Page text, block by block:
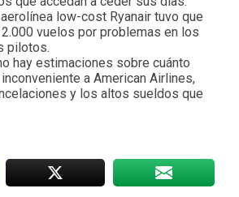
low-cost Ryanair tuvo que
vuelos por problemas en los
pilotos.
hay estimaciones sobre cuánto
a American Airlines,
y los altos sueldos que